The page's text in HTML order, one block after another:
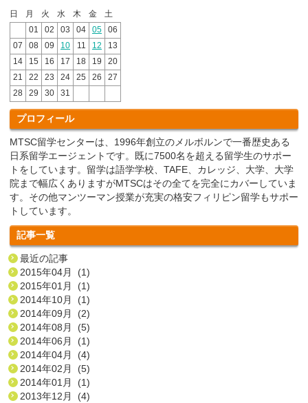
日 月 火 水 木 金
土
01
02 03 04 05
06
07
08 09 10 11 12
13
14
15 16 17 18 19
20
21
22 23 24 25 26
27
28
29 30 31
プロフィール
MTSC留学センターは、1996年創立のメルボルンで一番歴史ある
日系留学エージェントです。既に7500名を超える留学生のサポー
トをしています。留学は語学学校、TAFE、カレッジ、大学、大学
院まで幅広くありますがMTSCはその全てを完全にカバーしていま
す。その他マンツーマン授業が充実の格安フィリピン留学もサポー
トしています。
記事一覧
最近の記事
2015年04月 (1)
2015年01月 (1)
2014年10月 (1)
2014年09月 (2)
2014年08月 (5)
2014年06月 (1)
2014年04月 (4)
2014年02月 (5)
2014年01月 (1)
2013年12月 (4)